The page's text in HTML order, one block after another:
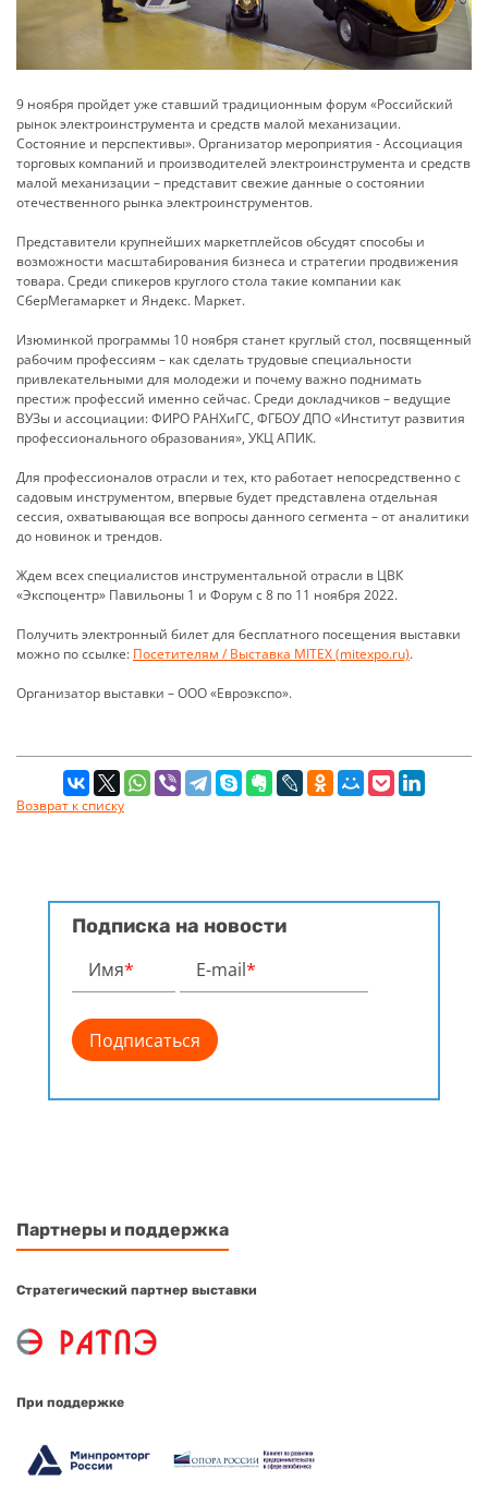
9 ноября пройдет уже ставший традиционным форум «Российский
рынок электроинструмента и средств малой механизации.
Состояние и перспективы». Организатор мероприятия - Ассоциация
торговых компаний и производителей электроинструмента и средств
малой механизации – представит свежие данные о состоянии
отечественного рынка электроинструментов.
Представители крупнейших маркетплейсов обсудят способы и
возможности масштабирования бизнеса и стратегии продвижения
товара. Среди спикеров круглого стола такие компании как
СберМегамаркет и Яндекс. Маркет.
Изюминкой программы 10 ноября станет круглый стол, посвященный
рабочим профессиям – как сделать трудовые специальности
привлекательными для молодежи и почему важно поднимать
престиж профессий именно сейчас. Среди докладчиков – ведущие
ВУЗы и ассоциации: ФИРО РАНХиГС, ФГБОУ ДПО «Институт развития
профессионального образования», УКЦ АПИК.
Для профессионалов отрасли и тех, кто работает непосредственно с
садовым инструментом, впервые будет представлена отдельная
сессия, охватывающая все вопросы данного сегмента – от аналитики
до новинок и трендов.
Ждем всех специалистов инструментальной отрасли в ЦВК
«Экспоцентр» Павильоны 1 и Форум с 8 по 11 ноября 2022.
Получить электронный билет для бесплатного посещения выставки
можно по ссылке: Посетителям / Выставка MITEX (mitexpo.ru).
Организатор выставки – ООО «Евроэкспо».
Возврат к списку
Подписка на новости
Имя* E-mail*
Партнеры и поддержка
Стратегический партнер выставки
При поддержке